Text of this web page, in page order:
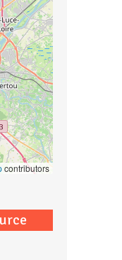
contributors